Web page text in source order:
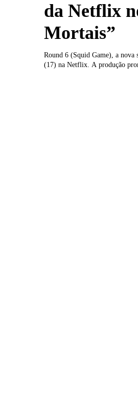
da Netflix
Mortais”
Round 6 (Squid Game), a nova
(17) na Netflix. A produção